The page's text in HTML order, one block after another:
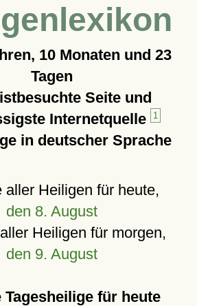
10 Monaten und 23
Tagen
Seite und
Internetquelle
1
in deutscher Sprache
aller Heiligen für heute,
den 8. August
Heiligen für morgen,
den 9. August
Tagesheilige für heute